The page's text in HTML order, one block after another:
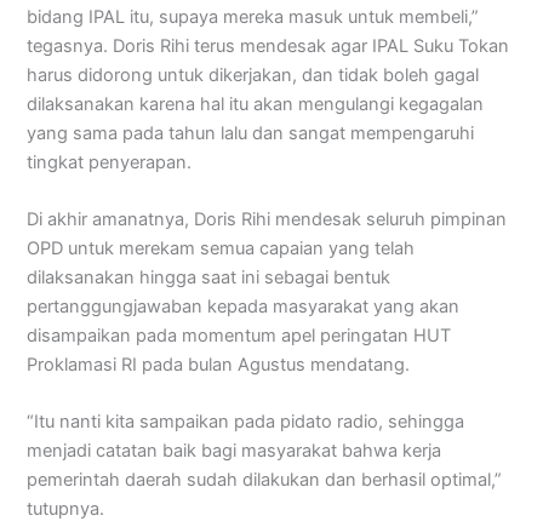
bidang IPAL itu, supaya mereka masuk untuk membeli,”
tegasnya. Doris Rihi terus mendesak agar IPAL Suku Tokan
harus didorong untuk dikerjakan, dan tidak boleh gagal
dilaksanakan karena hal itu akan mengulangi kegagalan
yang sama pada tahun lalu dan sangat mempengaruhi
tingkat penyerapan.
Di akhir amanatnya, Doris Rihi mendesak seluruh pimpinan
OPD untuk merekam semua capaian yang telah
dilaksanakan hingga saat ini sebagai bentuk
pertanggungjawaban kepada masyarakat yang akan
disampaikan pada momentum apel peringatan HUT
Proklamasi RI pada bulan Agustus mendatang.
“Itu nanti kita sampaikan pada pidato radio, sehingga
menjadi catatan baik bagi masyarakat bahwa kerja
pemerintah daerah sudah dilakukan dan berhasil optimal,”
tutupnya.